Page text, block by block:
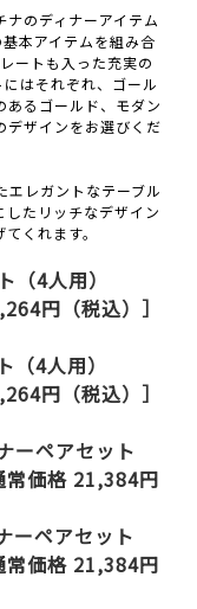
のディナーアイテム
本アイテムを組み合
ートも入った充実の
はそれぞれ、ゴール
あるゴールド、モダン
デザインをお選びくだ
エレガントなテーブル
したリッチなデザイン
くれます。
4人用）
円（税込）］
4人用）
円（税込）］
ーペアセット
常価格 21,384円
ーペアセット
常価格 21,384円